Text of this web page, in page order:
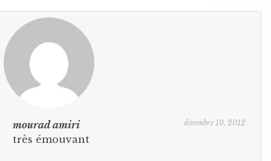
mourad amiri décembre 10, 2012
très émouvant